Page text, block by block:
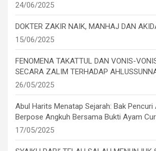
24/06/2025
DOKTER ZAKIR NAIK, MANHAJ DAN
15/06/2025
FENOMENA TAKATTUL DAN VONIS-
SECARA ZALIM TERHADAP
26/05/2025
Abul Harits Menatap Sejarah: Bak Pencuri
Berpose Angkuh Bersama Bukti Ayam
17/05/2025